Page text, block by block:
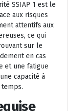
SSIAP 1 est le
aux risques
attentifs aux
ce qui
sur le
en cas
et une fatigue
capacité à